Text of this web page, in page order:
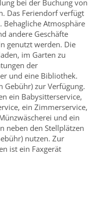
bei der Buchung von
Das Feriendorf verfügt
Atmosphäre
andere Geschäfte
genutzt werden. Die
im Garten zu
der
und eine Bibliothek.
Gebühr) zur Verfügung.
ein Babysitterservice,
ein Zimmerservice,
und ein
neben den Stellplätzen
nutzen. Zur
ist ein Faxgerät